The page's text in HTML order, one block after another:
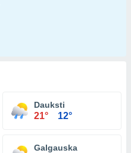
Dauksti
21° 12°
Galgauska